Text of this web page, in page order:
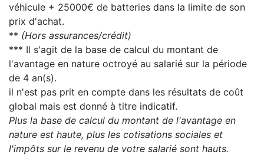
véhicule + 25000€ de batteries dans la limite de son
prix d'achat.
** (Hors assurances/crédit)
*** Il s'agit de la base de calcul du montant de
l'avantage en nature octroyé au salarié sur la période
de 4 an(s).
il n'est pas prit en compte dans les résultats de coût
global mais est donné à titre indicatif.
Plus la base de calcul du montant de l'avantage en
nature est haute, plus les cotisations sociales et
l'impôts sur le revenu de votre salarié sont hauts.